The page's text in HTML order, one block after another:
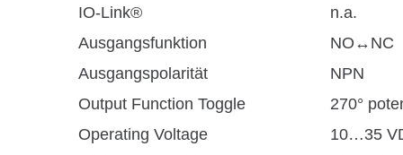
IO-Link®
n.a.
Ausgangsfunktion
NO↔NC
Ausgangspolarität
NPN
Output Function Toggle
270°
Operating Voltage
10…35